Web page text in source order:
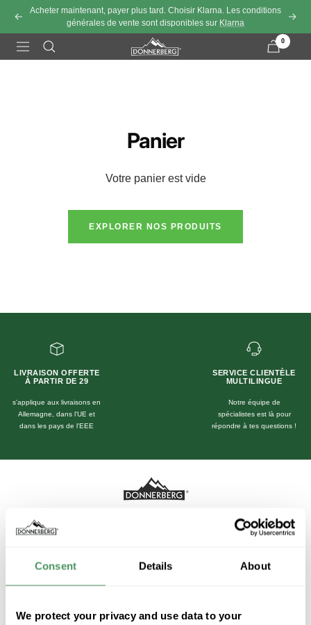
Consent Details About
We protect your privacy and use data to your
Passer au contenu
Précédent
Acheter maintenant, payer plus tard. Choisir Klarna. Les conditions
générales de vente sont disponibles sur Klarna
Navigation
0
Panier
Votre panier est vide
EXPLORER NOS PRODUITS
LIVRAISON OFFERTE
À PARTIR DE 29
s'applique aux livraisons en
Allemagne, dans l'UE et
dans les pays de l'EEE
SERVICE CLIENTÈLE
MULTILINGUE
Notre équipe de
spécialistes est là pour
répondre à tes questions !
Conception taillée sur mesure en matière de bien-être et de
fitness.
96487 Dörfles-Esbach, Deutschland